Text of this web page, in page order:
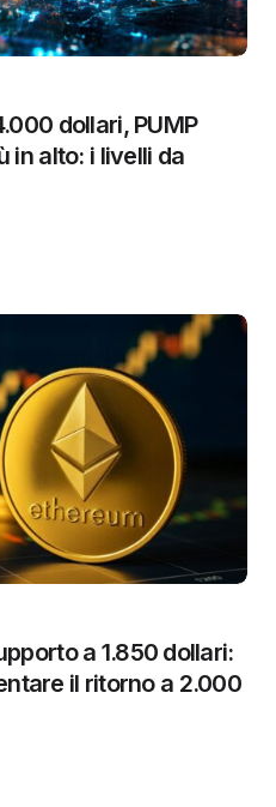
dollari, PUMP
in alto: i livelli da
a 1.850 dollari:
il ritorno a 2.000